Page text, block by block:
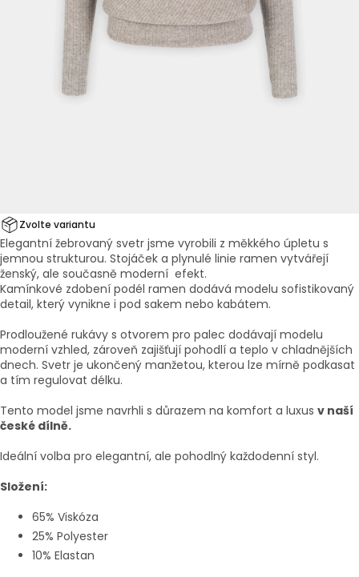
Zvolte variantu
Elegantní žebrovaný svetr jsme vyrobili z měkkého úpletu s
jemnou strukturou. Stojáček a plynulé linie ramen vytvářejí
ženský, ale současně moderní efekt.
Kamínkové zdobení podél ramen dodává modelu sofistikovaný
detail, který vynikne i pod sakem nebo kabátem.
Prodloužené rukávy s otvorem pro palec dodávají modelu
moderní vzhled, zároveň zajišťují pohodlí a teplo v chladnějších
dnech. Svetr je ukončený manžetou, kterou lze mírně podkasat
a tím regulovat délku.
Tento model jsme navrhli s důrazem na komfort a luxus v naší
české dílně.
Ideální volba pro elegantní, ale pohodlný každodenní styl.
Složení:
65% Viskóza
25% Polyester
10% Elastan